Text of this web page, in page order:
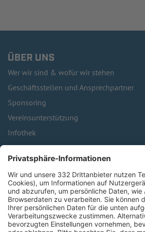
ÜBER UNS
Wer wir sind & wofür wir stehen
Geschäftsstellen und Ansprechpartner
Sponsoring
Vereinsunterstützung
Infothek
Kontakt
HÄUFIG BESUCHTE SEITEN
Pässe und Vereinswechsel
Trainerausbildung
Schulungsangebot Vereinsmitarbeiter